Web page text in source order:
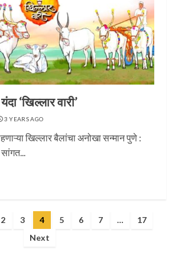
‘खिल्लार वारी’
3 YEARS AGO
खिल्लार बैलांचा अनोखा सन्मान पुणे :
2 3 4 5 6 7 …
17
Next
प्रस्थान सोहळ्यासाठी आळंदी सज्ज